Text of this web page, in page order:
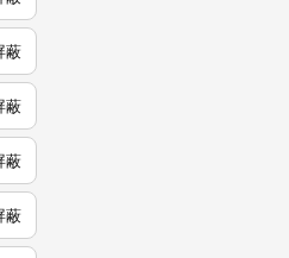
蔽
蔽
蔽
蔽